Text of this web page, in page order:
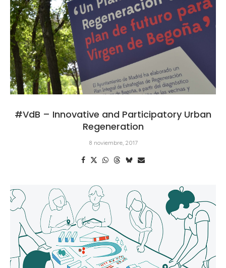
#VdB – Innovative and Participatory Urban
Regeneration
8 noviembre, 2017